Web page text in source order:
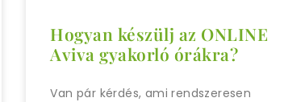
Hogyan készülj az ONLINE
Aviva gyakorló órákra?
Van pár kérdés, ami rendszeresen